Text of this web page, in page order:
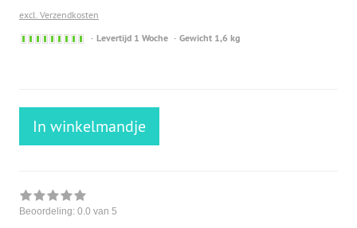
excl. Verzendkosten
Sofort
Levertijd 1 Woche Gewicht 1,6 kg
In winkelmandje
Beoordeling: 0.0 van 5